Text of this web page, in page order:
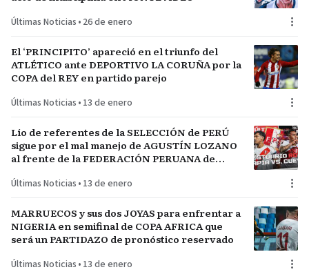
Últimas Noticias • 26 de enero
El ‘PRINCIPITO’ apareció en el triunfo del
ATLÉTICO ante DEPORTIVO LA CORUÑA por la
COPA del REY en partido parejo
Últimas Noticias • 13 de enero
Lío de referentes de la SELECCIÓN de PERÚ
sigue por el mal manejo de AGUSTÍN LOZANO
al frente de la FEDERACIÓN PERUANA de
Últimas Noticias • 13 de enero
MARRUECOS y sus dos JOYAS para enfrentar a
NIGERIA en semifinal de COPA AFRICA que
será un PARTIDAZO de pronóstico reservado
Últimas Noticias • 13 de enero